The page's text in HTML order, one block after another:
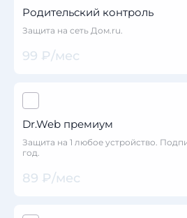
Родительский контроль
Защита на сеть Дом.ru.
99 ₽/мес
Dr.Web премиум
Защита на 1 любое устройство.
год.
89 ₽/мес